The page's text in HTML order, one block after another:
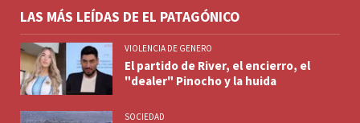
LAS MÁS LEÍDAS DE EL PATAGÓNICO
VIOLENCIA DE GENERO
El partido de River, el encierro, el
"dealer" Pinocho y la huida
SOCIEDAD